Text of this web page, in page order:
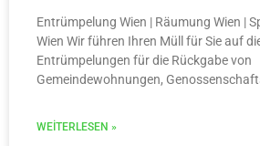
Entrümpelung Wien | Räumung Wien |
Wien Wir führen Ihren Müll für Sie auf
Entrümpelungen für die Rückgabe von
Gemeindewohnungen,
WEITERLESEN »